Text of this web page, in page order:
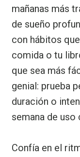
mañanas más
de sueño
con hábitos
comida o tu
que sea más
genial: prueba
duración o
semana de uso
Confía en el